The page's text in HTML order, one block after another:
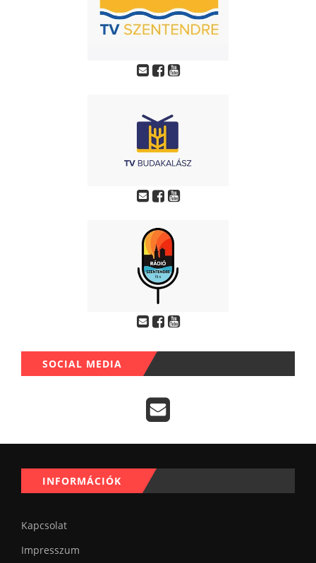
SOCIAL MEDIA
INFORMÁCIÓK
Kapcsolat
Impresszum